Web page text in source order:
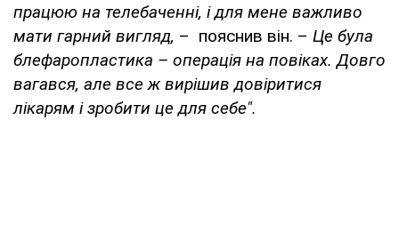
працюю на телебаченні, і для мене важливо
мати гарний вигляд, – пояснив він. – Це була
блефаропластика – операція на повіках. Довго
вагався, але все ж вирішив довіритися
лікарям і зробити це для себе".